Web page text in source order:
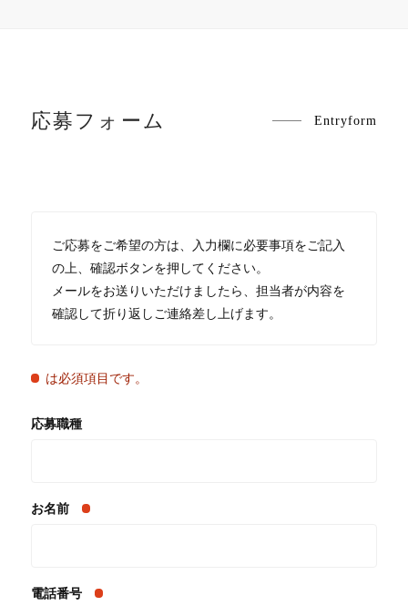
応募フォーム Entryform
ご応募をご希望の方は、入力欄に必要事項をご記入
の上、確認ボタンを押してください。
メールをお送りいただけましたら、担当者が内容を
確認して折り返しご連絡差し上げます。
は必須項目です。
応募職種
お名前
電話番号